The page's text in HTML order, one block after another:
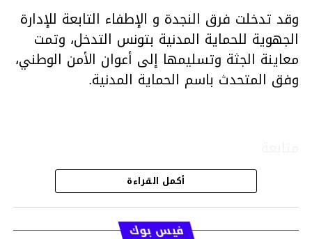
وقد تدخلت فرق النجدة و الإطفاء التابعة للإدارة
الجهوية للحماية المدنية بتونس التدخل، وتمت
معاينة الجثة وتسليمها إلى أعوان الأمن الوطني،
وفق المتحدث باسم الحماية المدنية.
قسم الاخبار
أكمل القراءة
فيس بوك